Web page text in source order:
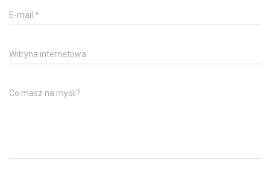
E-mail *
Witryna internetowa
Co masz na myśli?